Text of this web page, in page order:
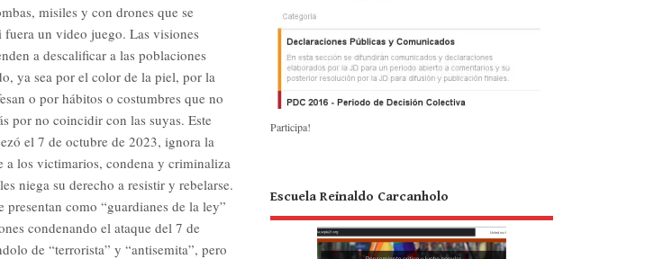
misiles y con drones que se
fuera un video juego. Las visiones
a descalificar a las poblaciones
ya sea por el color de la piel, por la
o por hábitos o costumbres que no
por no coincidir con las suyas. Este
el 7 de octubre de 2023, ignora la
a los victimarios, condena y criminaliza
niega su derecho a resistir y rebelarse.
presentan como “guardianes de la ley”
condenando el ataque del 7 de
de “terrorista” y “antisemita”, pero
Participa!
Escuela Reinaldo Carcanholo